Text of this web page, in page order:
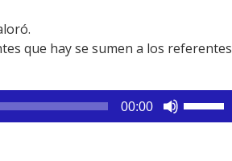
que hay se sumen a los referentes
00:00